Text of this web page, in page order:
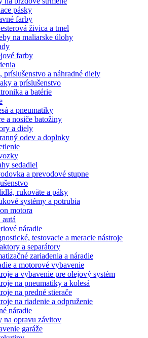
pásky
farby
živica a tmel
na maliarske úlohy
farby
príslušenstvo a náhradné diely
a príslušenstvo
a batérie
a pneumatiky
a nosiče batožiny
a diely
odev a doplnky
sedadiel
a prevodové stupne
rukoväte a páky
systémy a potrubia
motora
autá
náradie
testovacie a meracie nástroje
a separátory
zariadenia a náradie
a motorové vybavenie
a vybavenie pre olejový systém
na pneumatiky a kolesá
na predné stierače
na riadenie a odpruženie
náradie
na opravu závitov
garáže